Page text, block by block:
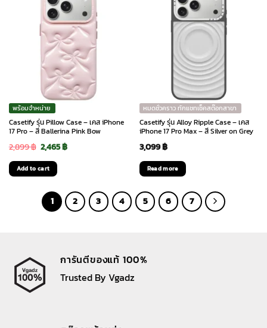
พร้อมจำหน่าย
Casetify รุ่น Pillow Case – เคส iPhone
17 Pro – สี Ballerina Pink Bow
2,899฿ Original
price
was:
2,899 ฿.
2,465฿Current
2,465 ฿.
Add to cart
หมดชั่วคราว ทักแชทเช็คสต๊อกสาขา
Casetify รุ่น Alloy Ripple Case – เคส
iPhone 17 Pro Max – สี Silver on Grey
3,099฿
Read more
1 2 3 4 5 6 7
การันตีของแท้ 100%
Trusted By Vgadz